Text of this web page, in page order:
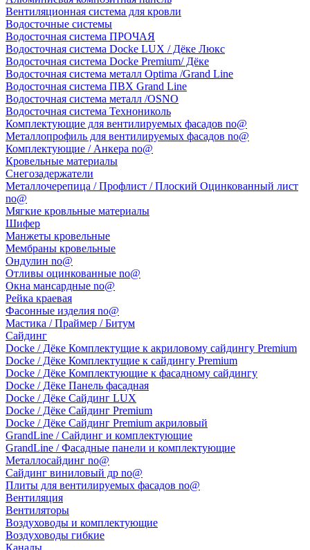
Вентиляционная система для кровли
Водосточные системы
Водосточная система ПРОЧАЯ
Водосточная система Docke LUX / Дёке Люкс
Водосточная система Docke Premium/ Дёке
Водосточная система металл Optima /Grand Line
Водосточная система ПВХ Grand Line
Водосточная система металл /OSNO
Водосточная система Технониколь
Комплектующие для вентилируемых фасадов no@
Металлопрофиль для вентилируемых фасадов no@
Комплектующие / Анкера no@
Кровельные материалы
Снегозадержатели
Металлочерепица / Профлист / Плоский Оцинкованный лист
no@
Мягкие кровльные материалы
Шифер
Манжеты кровельные
Мембраны кровельные
Ондулин no@
Отливы оцинкованные no@
Окна мансардные no@
Рейка краевая
Фасонные изделия no@
Мастика / Праймер / Битум
Сайдинг
Docke / Дёке Комплектущие к акриловому сайдингу Premium
Docke / Дёке Комплектущие к сайдингу Premium
Docke / Дёке Комплектующие к фасадному сайдингу
Docke / Дёке Панель фасадная
Docke / Дёке Сайдинг LUX
Docke / Дёке Сайдинг Premium
Docke / Дёке Сайдинг Premium акриловый
GrandLine / Сайдинг и комплектующие
GrandLine / Фасадные панели и комплектующие
Металлосайдинг no@
Сайдинг виниловый др no@
Плиты для вентилируемых фасадов no@
Вентиляция
Вентиляторы
Воздуховоды и комплектующие
Воздуховоды гибкие
Каналы